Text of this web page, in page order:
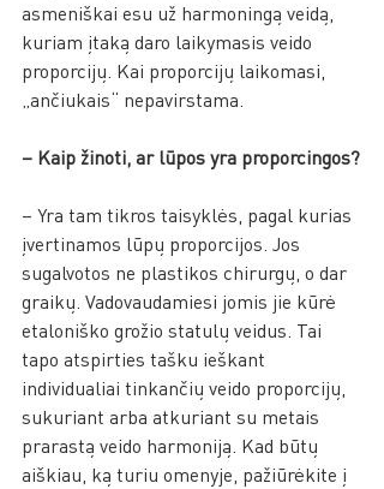
asmeniškai esu už harmoningą veidą,
kuriam įtaką daro laikymasis veido
proporcijų. Kai proporcijų laikomasi,
„ančiukais“ nepavirstama.
– Kaip žinoti, ar lūpos yra proporcingos?
– Yra tam tikros taisyklės, pagal kurias
įvertinamos lūpų proporcijos. Jos
sugalvotos ne plastikos chirurgų, o dar
graikų. Vadovaudamiesi jomis jie kūrė
etaloniško grožio statulų veidus. Tai
tapo atspirties tašku ieškant
individualiai tinkančių veido proporcijų,
sukuriant arba atkuriant su metais
prarastą veido harmoniją. Kad būtų
aiškiau, ką turiu omenyje, pažiūrėkite į